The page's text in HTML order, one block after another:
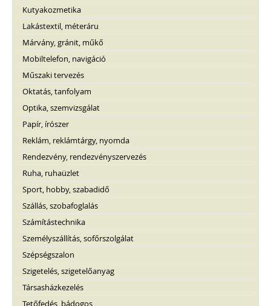
Kutyakozmetika
Lakástextil, méteráru
Márvány, gránit, műkő
Mobiltelefon, navigáció
Műszaki tervezés
Oktatás, tanfolyam
Optika, szemvizsgálat
Papír, írószer
Reklám, reklámtárgy, nyomda
Rendezvény, rendezvényszervezés
Ruha, ruhaüzlet
Sport, hobby, szabadidő
Szállás, szobafoglalás
Számítástechnika
Személyszállítás, sofőrszolgálat
Szépségszalon
Szigetelés, szigetelőanyag
Társasházkezelés
Tetőfedés, bádogos